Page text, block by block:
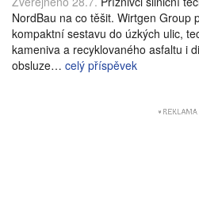
NordBau na co těšit. Wirtgen Group
kompaktní sestavu do úzkých ulic,
kameniva a recyklovaného asfaltu i
obsluze… celý příspěvek